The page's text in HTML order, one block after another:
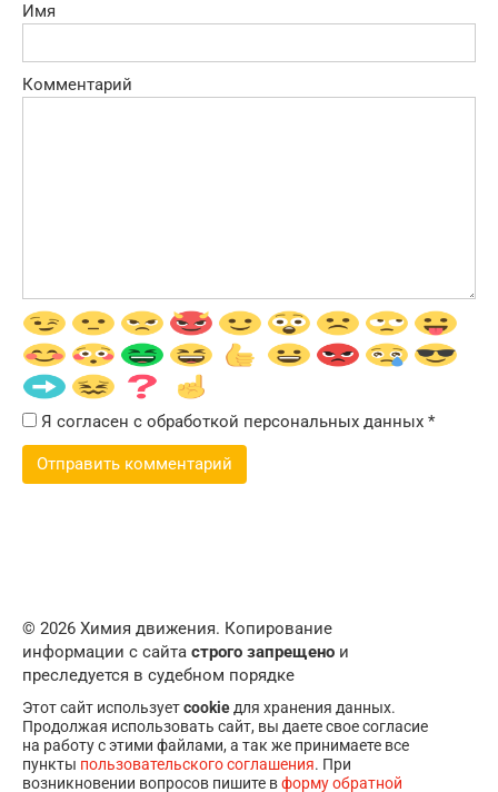
Имя
Комментарий
Я согласен с обработкой персональных данных *
© 2026 Химия движения. Копирование
информации с сайта строго запрещено и
преследуется в судебном порядке
Этот сайт используетcookie для хранения данных.
Продолжая использовать сайт, вы даете свое согласие
на работу с этими файлами, а так же принимаете все
пункты пользовательского соглашения. При
возникновении вопросов пишите вформу обратной